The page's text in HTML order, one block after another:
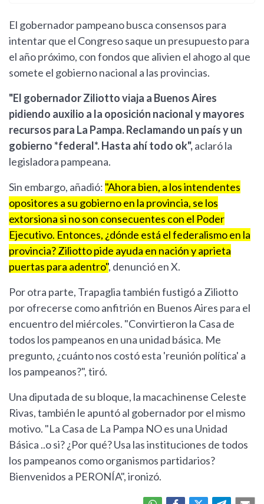
El gobernador pampeano busca consensos para
intentar que el Congreso saque un presupuesto para
el año próximo, con fondos que alivien el ahogo al que
somete el gobierno nacional a las provincias.
"El gobernador Ziliotto viaja a Buenos Aires
pidiendo auxilio a la oposición nacional y mayores
recursos para La Pampa. Reclamando un país y un
gobierno *federal*. Hasta ahí todo ok",aclaró la
legisladora pampeana.
Sin embargo, añadió: "Ahora bien, a los intendentes
opositores a su gobierno en la provincia, se los
extorsiona si no son consecuentes con el Poder
Ejecutivo. Entonces, ¿dónde está el federalismo en la
provincia? Ziliotto pide ayuda en nación y aprieta
puertas para adentro", denunció en X.
Por otra parte, Trapaglia también fustigó a Ziliotto
por ofrecerse como anfitrión en Buenos Aires para el
encuentro del miércoles. "Convirtieron la Casa de
todos los pampeanos en una unidad básica. Me
pregunto, ¿cuánto nos costó esta 'reunión política' a
los pampeanos?", tiró.
Una diputada de su bloque, la macachinense Celeste
Rivas, también le apuntó al gobernador por el mismo
motivo. "La Casa de La Pampa NO es una Unidad
Básica ..o si? ¿Por qué? Usa las instituciones de todos
los pampeanos como organismos partidarios?
Bienvenidos a PERONÍA", ironizó.